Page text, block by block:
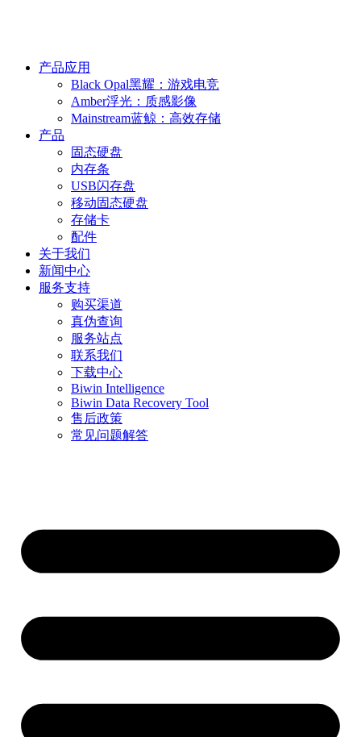
产品应用
Black Opal黑耀：游戏电竞
Amber浮光：质感影像
Mainstream蓝鲸：高效存储
产品
固态硬盘
内存条
USB闪存盘
移动固态硬盘
存储卡
配件
关于我们
新闻中心
服务支持
购买渠道
真伪查询
服务站点
联系我们
下载中心
Biwin Intelligence
Biwin Data Recovery Tool
售后政策
常见问题解答